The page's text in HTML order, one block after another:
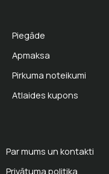
Piegāde
Apmaksa
Pirkuma noteikumi
Atlaides kupons
Par mums un kontakti
Privātuma politika